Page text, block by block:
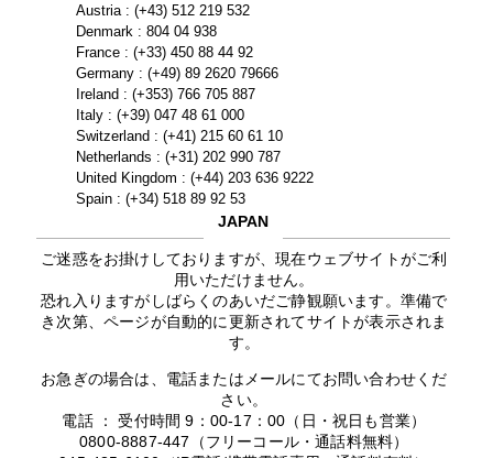
Austria : (+43) 512 219 532
Denmark : 804 04 938
France : (+33) 450 88 44 92
Germany : (+49) 89 2620 79666
Ireland : (+353) 766 705 887
Italy : (+39) 047 48 61 000
Switzerland : (+41) 215 60 61 10
Netherlands : (+31) 202 990 787
United Kingdom : (+44) 203 636 9222
Spain : (+34) 518 89 92 53
JAPAN
ご迷惑をお掛けしておりますが、現在ウェブサイトがご利
用いただけません。
恐れ入りますがしばらくのあいだご静観願います。準備で
き次第、ページが自動的に更新されてサイトが表示されま
す。
お急ぎの場合は、電話またはメールにてお問い合わせくだ
さい。
電話 ： 受付時間 9：00-17：00（日・祝日も営業）
0800-8887-447（フリーコール・通話料無料）